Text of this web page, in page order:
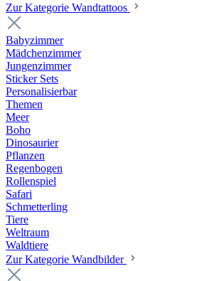
Zur Kategorie Wandtattoos
Babyzimmer
Mädchenzimmer
Jungenzimmer
Sticker Sets
Personalisierbar
Themen
Meer
Boho
Dinosaurier
Pflanzen
Regenbogen
Rollenspiel
Safari
Schmetterling
Tiere
Weltraum
Waldtiere
Zur Kategorie Wandbilder